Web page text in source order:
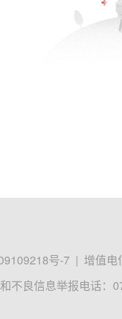
号-7 | 增值电
不良信息举报电话：